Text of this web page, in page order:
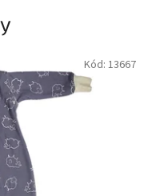
Kód: 13667